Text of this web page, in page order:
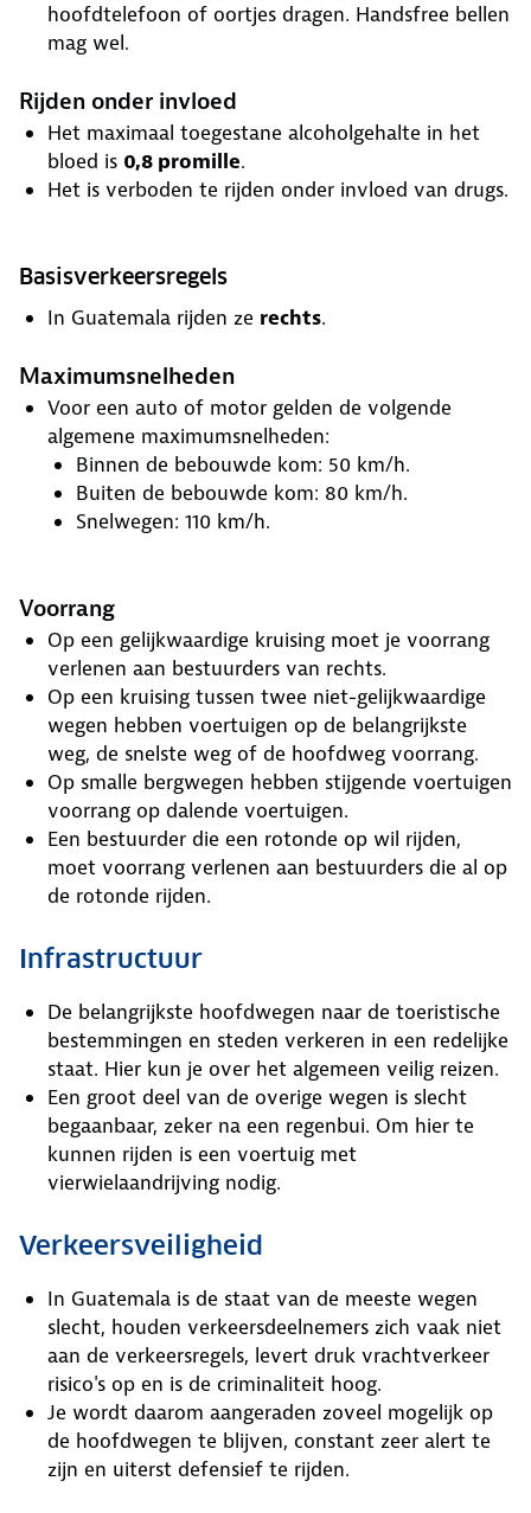
hoofdtelefoon of oortjes dragen. Handsfree bellen
mag wel.
Rijden onder invloed
Het maximaal toegestane alcoholgehalte in het
bloed is 0,8 promille.
Het is verboden te rijden onder invloed van drugs.
Basisverkeersregels
In Guatemala rijden ze rechts.
Maximumsnelheden
Voor een auto of motor gelden de volgende
algemene maximumsnelheden:
Binnen de bebouwde kom: 50 km/h.
Buiten de bebouwde kom: 80 km/h.
Snelwegen: 110 km/h.
Voorrang
Op een gelijkwaardige kruising moet je voorrang
verlenen aan bestuurders van rechts.
Op een kruising tussen twee niet-gelijkwaardige
wegen hebben voertuigen op de belangrijkste
weg, de snelste weg of de hoofdweg voorrang.
Op smalle bergwegen hebben stijgende voertuigen
voorrang op dalende voertuigen.
Een bestuurder die een rotonde op wil rijden,
moet voorrang verlenen aan bestuurders die al op
de rotonde rijden.
Infrastructuur
De belangrijkste hoofdwegen naar de toeristische
bestemmingen en steden verkeren in een redelijke
staat. Hier kun je over het algemeen veilig reizen.
Een groot deel van de overige wegen is slecht
begaanbaar, zeker na een regenbui. Om hier te
kunnen rijden is een voertuig met
vierwielaandrijving nodig.
Verkeersveiligheid
In Guatemala is de staat van de meeste wegen
slecht, houden verkeersdeelnemers zich vaak niet
aan de verkeersregels, levert druk vrachtverkeer
risico's op en is de criminaliteit hoog.
Je wordt daarom aangeraden zoveel mogelijk op
de hoofdwegen te blijven, constant zeer alert te
zijn en uiterst defensief te rijden.